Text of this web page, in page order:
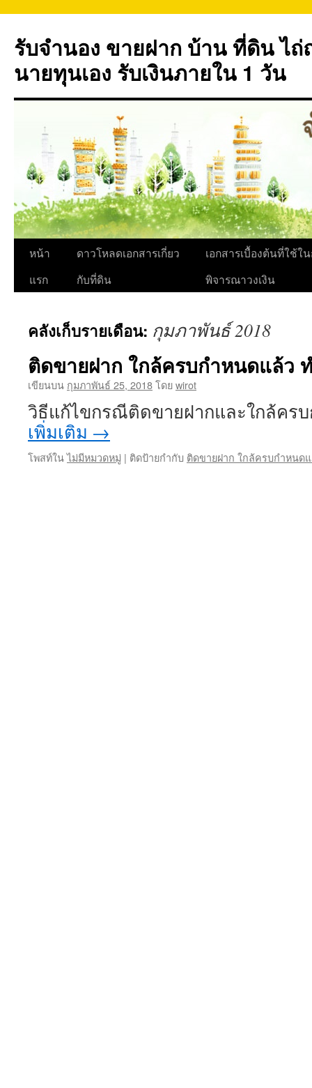
ยัง
เนื้อหา
รับจำนอง ขายฝาก บ้าน ที่ดิน ไ
นายทุนเอง รับเงินภายใน 1 วัน
หน้า
แรก
ดาวโหลดเอกสารเกี่ยว
กับที่ดิน
เอกสารเบื้องต้นที่ใช้ใ
พิจารณาวงเงิน
คลังเก็บรายเดือน: กุมภาพันธ์ 2018
ติดขายฝาก ใกล้ครบกำหนดแล้ว
เขียนบน กุมภาพันธ์ 25, 2018โดยwirot
วิธีแก้ไขกรณีติดขายฝากและใกล้ค
เพิ่มเติม →
โพสท์ในไม่มีหมวดหมู่ | ติดป้ายกำกับ ติดขายฝาก ใกล้ครบกำหนด